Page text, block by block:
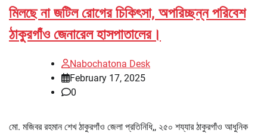
মিলছে না জটিল রোগের চিকিৎসা, অপরিচ্ছন্ন পরিবেশ
ঠাকুরগাঁও জেনারেল হাসপাতালের।
Nabochatona Desk
February 17, 2025
0
মো. মজিবর রহমান শেখ ঠাকুরগাঁও জেলা প্রতিনিধি,, ২৫০ শয্যার ঠাকুরগাঁও আধুনিক